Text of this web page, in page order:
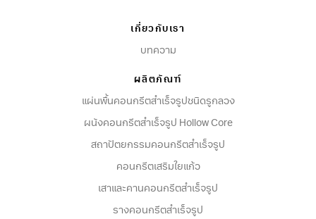
เกี่ยวกับเรา
บทความ
ผลิตภัณฑ์
แผ่นพื้นคอนกรีตสำเร็จรูปชนิดรูกลวง
ผนังคอนกรีตสําเร็จรูป Hollow Core
สถาปัตยกรรมคอนกรีตสําเร็จรูป
คอนกรีตเสริมใยแก้ว
เสาและคานคอนกรีตสำเร็จรูป
รางคอนกรีตสำเร็จรูป